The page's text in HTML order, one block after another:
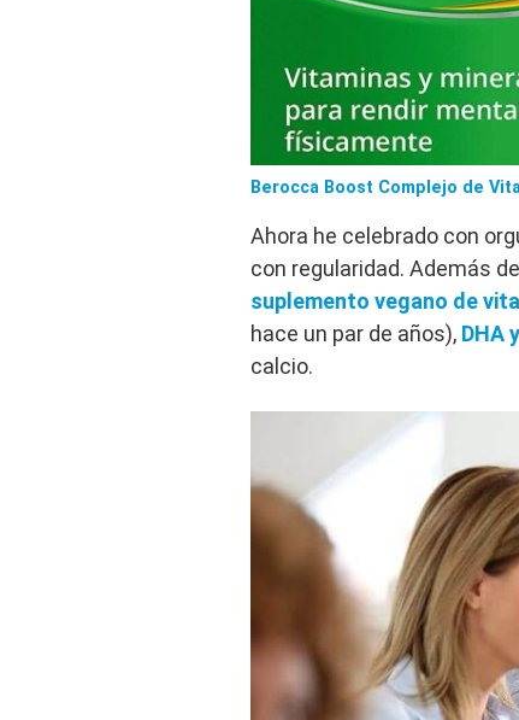
Berocca Boost Complejo de
Ahora he celebrado con
con regularidad. Además
suplemento vegano de
hace un par de años), DHA
calcio.